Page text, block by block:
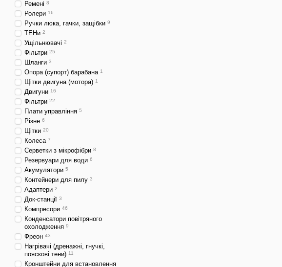
Ремені 8
Ролери 16
Ручки люка, гачки, защібки 9
ТЕНи 2
Ущільнювачі 2
Фільтри 25
Шланги 3
Опора (супорт) барабана 1
Щітки двигуна (мотора) 1
Двигуни 16
Фільтри 22
Плати управління 5
Різне 6
Щітки 20
Колеса 7
Серветки з мікрофібри 8
Резервуари для води 6
Акумулятори 5
Контейнери для пилу 3
Адаптери 2
Док-станції 3
Компресори 46
Конденсатори повітряного
охолодження 9
Фреон 43
Нагрівачі (дренажні, гнучкі,
пояскові тени) 11
Кронштейни для встановлення